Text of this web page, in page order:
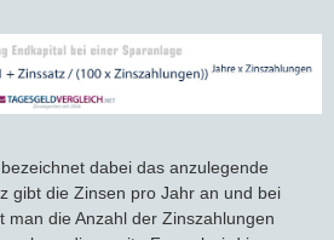
dabei das anzulegende
gibt die Zinsen pro Jahr an und bei
man die Anzahl der Zinszahlungen